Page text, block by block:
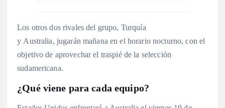
Los otros dos rivales del grupo, Turquía
y Australia, jugarán mañana en el horario nocturno, con el
objetivo de aprovechar el traspié de la selección
sudamericana.
¿Qué viene para cada equipo?